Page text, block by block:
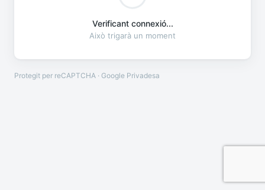
Verificant connexió...
Això trigarà un moment
Protegit per reCAPTCHA · Google Privadesa